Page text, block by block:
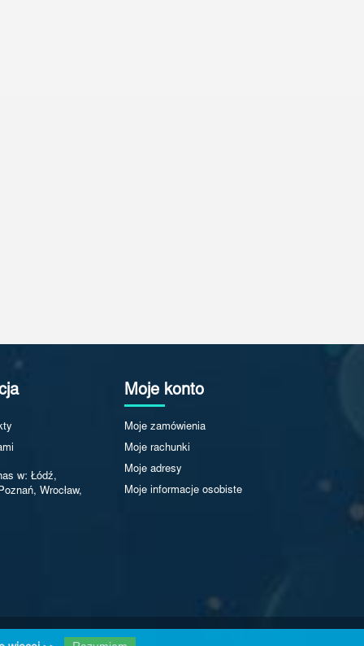
w: Łódź,
Wrocław,
Moje konto
Moje zamówienia
Moje rachunki
Moje adresy
Moje informacje osobiste